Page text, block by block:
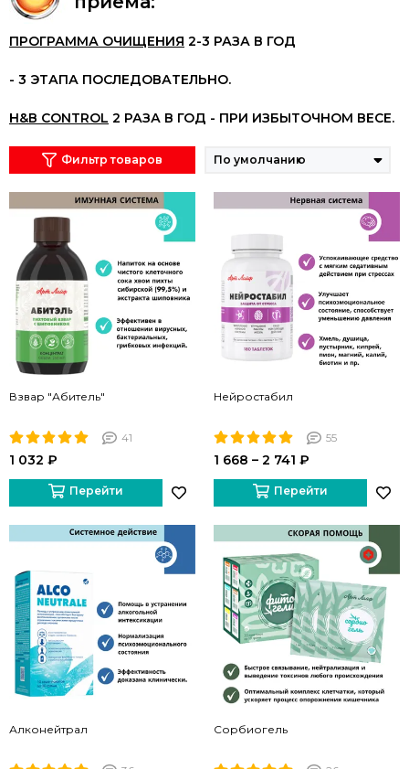
ПРОГРАММА ОЧИЩЕНИЯ 2-3 РАЗА В ГОД
- 3 ЭТАПА ПОСЛЕДОВАТЕЛЬНО.
Н&В CONTROL 2 РАЗА В ГОД - ПРИ ИЗБЫТОЧНОМ ВЕСЕ.
Фильтр товаров
Взвар "Абитель"
41
1 032 ₽
Перейти
Нейростабил
55
1 668 – 2 741 ₽
Перейти
Алконейтрал Сорбиогель